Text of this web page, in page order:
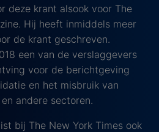
deze krant alsook voor The
Hij heeft inmiddels meer
de krant geschreven.
een van de verslaggevers
voor de berichtgeving
en het misbruik van
andere sectoren.
bij The New York Times ook